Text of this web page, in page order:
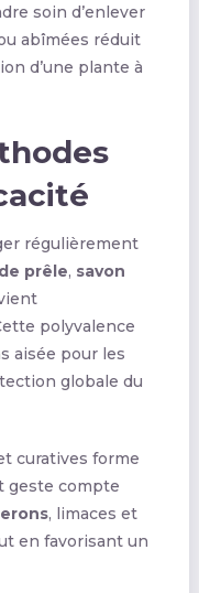
soin d’enlever
abîmées réduit
d’une plante à
régulièrement
prêle, savon
polyvalence
aisée pour les
globale du
curatives forme
geste compte
, limaces et
en favorisant un